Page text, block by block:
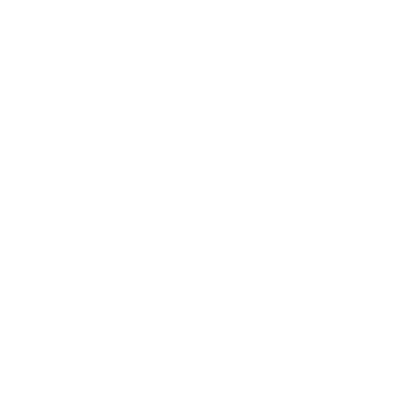
wir erneut einen
sehr schön und
der gut getarnt
wussten, wo wir zuerst
ein voller Erfolg,
Somit haben wir heute
Mal und sonnige
Absprache entschieden